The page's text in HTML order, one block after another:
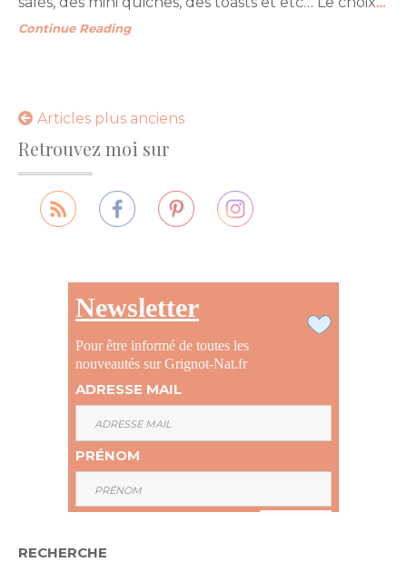
Continue Reading
Navigation
des
articles
Articles plus anciens
Retrouvez moi sur
Newsletter
Pour être informé de toutes les
nouveautés sur Grignot-Nat.fr
ADRESSE MAIL
PRÉNOM
RECHERCHE